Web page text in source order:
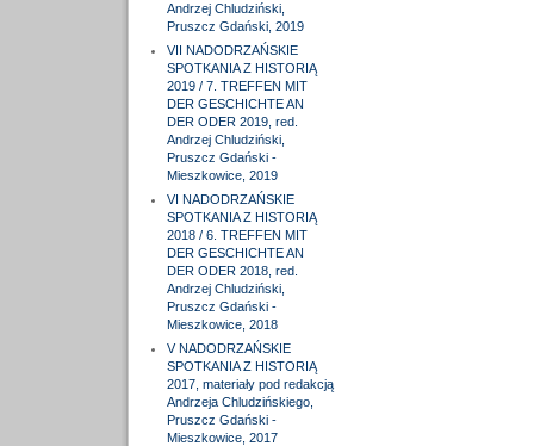
Andrzej Chludziński,
Pruszcz Gdański, 2019
VII NADODRZAŃSKIE
SPOTKANIA Z HISTORIĄ
2019 / 7. TREFFEN MIT
DER GESCHICHTE AN
DER ODER 2019, red.
Andrzej Chludziński,
Pruszcz Gdański -
Mieszkowice, 2019
VI NADODRZAŃSKIE
SPOTKANIA Z HISTORIĄ
2018 / 6. TREFFEN MIT
DER GESCHICHTE AN
DER ODER 2018, red.
Andrzej Chludziński,
Pruszcz Gdański -
Mieszkowice, 2018
V NADODRZAŃSKIE
SPOTKANIA Z HISTORIĄ
2017, materiały pod redakcją
Andrzeja Chludzińskiego,
Pruszcz Gdański -
Mieszkowice, 2017